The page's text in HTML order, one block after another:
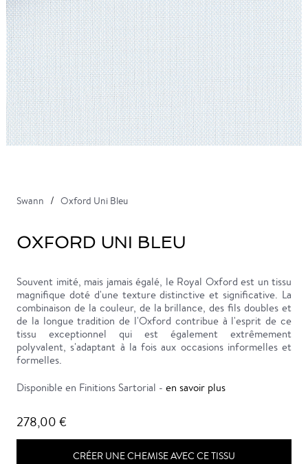
Swann Oxford Uni Bleu
OXFORD UNI BLEU
Souvent imité, mais jamais égalé, le Royal Oxford est un tissu
magnifique doté d'une texture distinctive et significative. La
combinaison de la couleur, de la brillance, des fils doubles et
de la longue tradition de l'Oxford contribue à l'esprit de ce
tissu exceptionnel qui est également extrêmement
polyvalent, s'adaptant à la fois aux occasions informelles et
formelles.
Disponible en Finitions Sartorial - en savoir plus
278,00 €
CRÉER UNE CHEMISE AVEC CE TISSU